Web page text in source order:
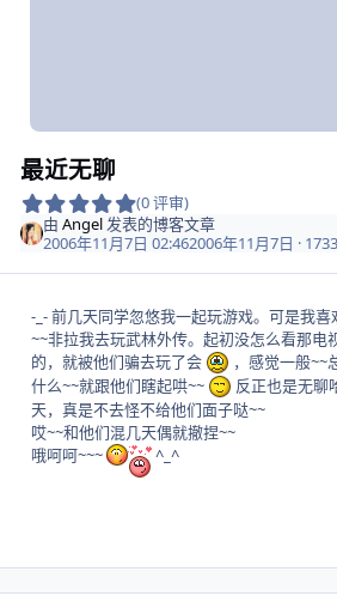
最近无聊
(0 评审)
由Angel 发表的博客文章
2006年11月7日 02:462006年11月7日 ·
-_- 前几天同学忽悠我一起玩游戏。可是我
~~非拉我去玩武林外传。起初没怎么看那电
的，就被他们骗去玩了会
，感觉一般~~
什么~~就跟他们瞎起哄~~
反正也是无聊
天，真是不去怪不给他们面子哒~~
哎~~和他们混几天偶就撤捏~~
哦呵呵~~~
^_^